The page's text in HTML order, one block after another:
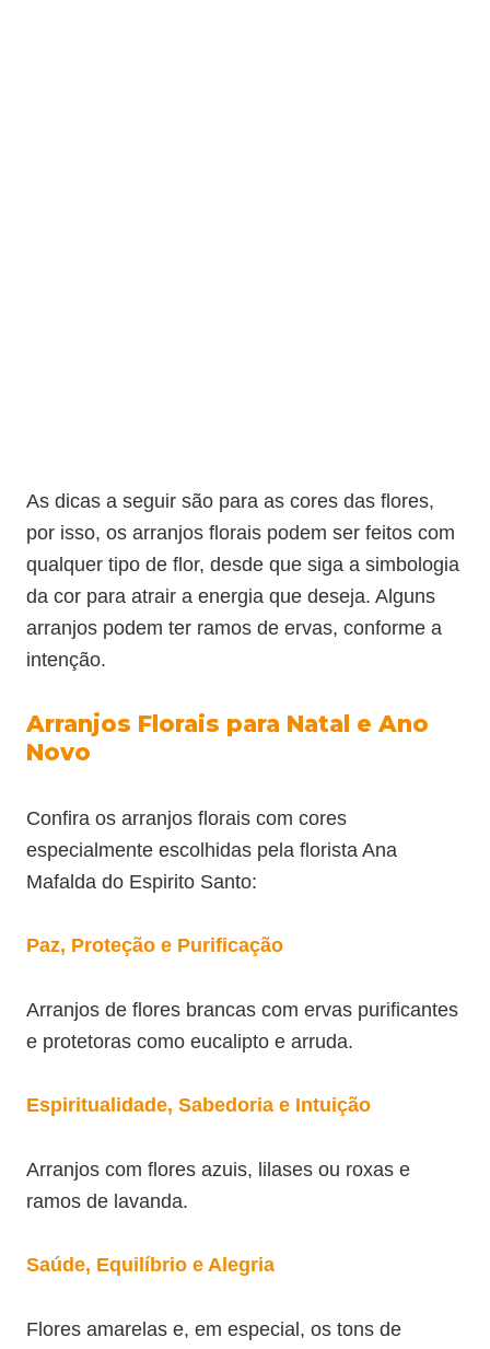
As dicas a seguir são para as cores das flores,
por isso, os arranjos florais podem ser feitos com
qualquer tipo de flor, desde que siga a simbologia
da cor para atrair a energia que deseja. Alguns
arranjos podem ter ramos de ervas, conforme a
intenção.
Arranjos Florais para Natal e Ano
Novo
Confira os arranjos florais com cores
especialmente escolhidas pela florista Ana
Mafalda do Espirito Santo:
Paz, Proteção e Purificação
Arranjos de flores brancas com ervas purificantes
e protetoras como eucalipto e arruda.
Espiritualidade, Sabedoria e Intuição
Arranjos com flores azuis, lilases ou roxas e
ramos de lavanda.
Saúde, Equilíbrio e Alegria
Flores amarelas e, em especial, os tons de